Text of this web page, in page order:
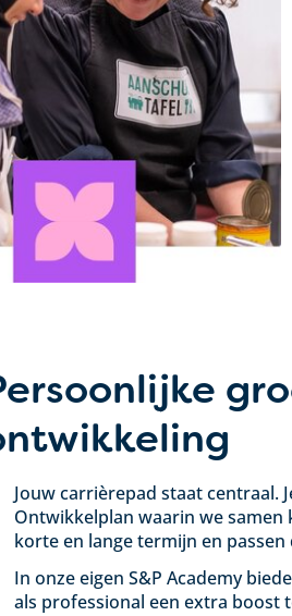
Jouw carrièrepad staat centraal.
Ontwikkelplan waarin we
korte en lange termijn en
In onze eigen S&P Academy
als professional een extra boost